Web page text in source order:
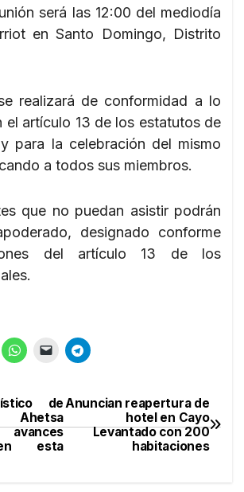
será las 12:00 del mediodía
en Santo Domingo, Distrito
realizará de conformidad a lo
el artículo 13 de los estatutos de
para la celebración del mismo
a todos sus miembros.
que no puedan asistir podrán
designado conforme
del artículo 13 de los
Anuncian reapertura de
hotel en Cayo
Levantado con 200
habitaciones
de
Ahetsa
esta